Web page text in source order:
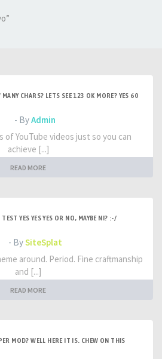
CHARS? LETS SEE 123 OK MORE? YES 60
- ByAdmin
of YouTube videos just so you can
achieve [...]
READ MORE
YES YES YES OR NO, MAYBE NI? :-/
- BySiteSplat
around. Period. Fine craftmanship
and [...]
READ MORE
MOD? WELL HERE IT IS. CHEW ON THIS